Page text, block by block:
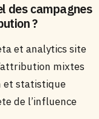
des campagnes
?
et analytics site
mixtes
et statistique
de l’influence